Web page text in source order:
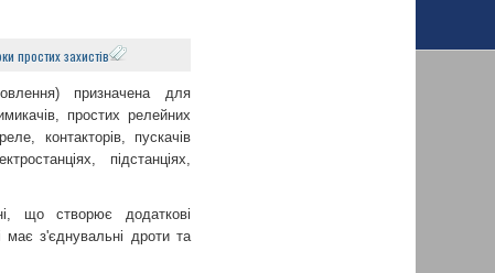
простих захистів
призначена для
простих релейних
контакторів, пускачів
підстанціях,
що створює додаткові
має з'єднувальні дроти та